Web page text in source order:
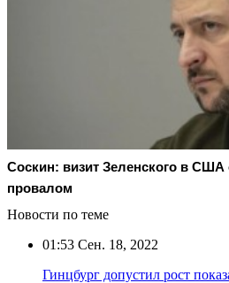
Соскин: визит Зеленского в
провалом
Новости по теме
01:53 Сен. 18, 2022
Гинцбург допустил рост